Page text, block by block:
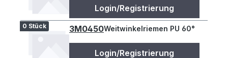
Login/Registrierung
0 Stück 3M0450Weitwinkelriemen PU 60°
Login/Registrierung